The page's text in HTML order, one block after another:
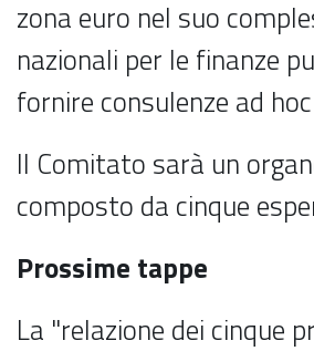
zona euro nel suo
nazionali per le finanze
fornire consulenze ad
Il Comitato sarà un
composto da cinque
Prossime tappe
La "relazione dei cinque